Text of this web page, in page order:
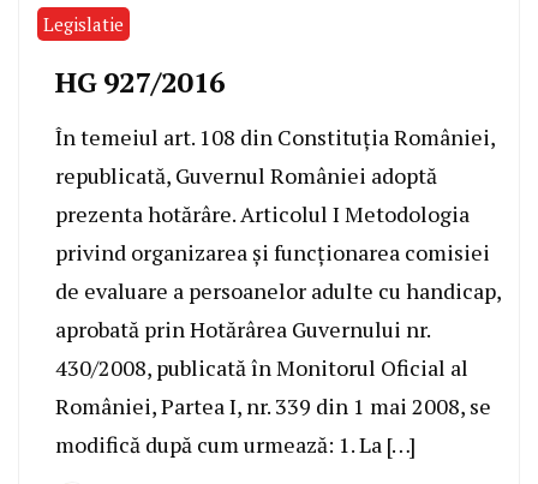
Legislatie
HG 927/2016
În temeiul art. 108 din Constituţia României,
republicată, Guvernul României adoptă
prezenta hotărâre. Articolul I Metodologia
privind organizarea şi funcționarea comisiei
de evaluare a persoanelor adulte cu handicap,
aprobată prin Hotărârea Guvernului nr.
430/2008, publicată în Monitorul Oficial al
României, Partea I, nr. 339 din 1 mai 2008, se
modifică după cum urmează: 1. La […]